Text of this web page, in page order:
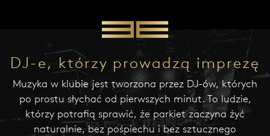
DJ-e, którzy prowadzą imprezę
Muzyka w klubie jest tworzona przez DJ-ów, których
po prostu słychać od pierwszych minut. To ludzie,
którzy potrafią sprawić, że parkiet zaczyna żyć
naturalnie, bez pośpiechu i bez sztucznego